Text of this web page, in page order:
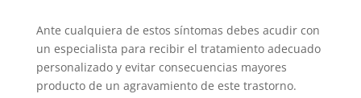
Ante cualquiera de estos síntomas debes acudir con
un especialista para recibir el tratamiento adecuado
personalizado y evitar consecuencias mayores
producto de un agravamiento de este trastorno.